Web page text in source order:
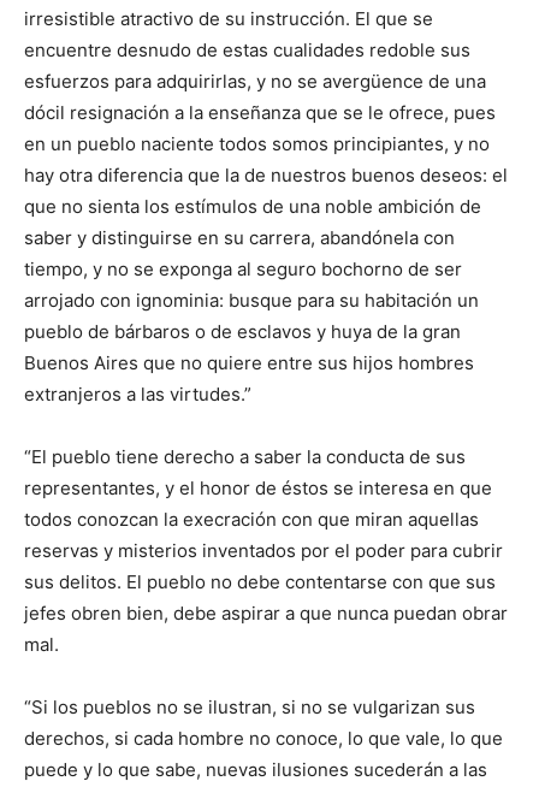
irresistible atractivo de su instrucción. El que se
encuentre desnudo de estas cualidades redoble sus
esfuerzos para adquirirlas, y no se avergüence de una
dócil resignación a la enseñanza que se le ofrece, pues
en un pueblo naciente todos somos principiantes, y no
hay otra diferencia que la de nuestros buenos deseos: el
que no sienta los estímulos de una noble ambición de
saber y distinguirse en su carrera, abandónela con
tiempo, y no se exponga al seguro bochorno de ser
arrojado con ignominia: busque para su habitación un
pueblo de bárbaros o de esclavos y huya de la gran
Buenos Aires que no quiere entre sus hijos hombres
extranjeros a las virtudes.”
“El pueblo tiene derecho a saber la conducta de sus
representantes, y el honor de éstos se interesa en que
todos conozcan la execración con que miran aquellas
reservas y misterios inventados por el poder para cubrir
sus delitos. El pueblo no debe contentarse con que sus
jefes obren bien, debe aspirar a que nunca puedan obrar
mal.
“Si los pueblos no se ilustran, si no se vulgarizan sus
derechos, si cada hombre no conoce, lo que vale, lo que
puede y lo que sabe, nuevas ilusiones sucederán a las